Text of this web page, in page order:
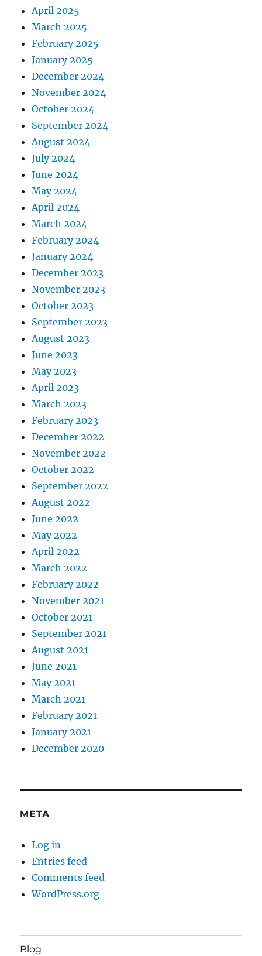
April 2025
March 2025
February 2025
January 2025
December 2024
November 2024
October 2024
September 2024
August 2024
July 2024
June 2024
May 2024
April 2024
March 2024
February 2024
January 2024
December 2023
November 2023
October 2023
September 2023
August 2023
June 2023
May 2023
April 2023
March 2023
February 2023
December 2022
November 2022
October 2022
September 2022
August 2022
June 2022
May 2022
April 2022
March 2022
February 2022
November 2021
October 2021
September 2021
August 2021
June 2021
May 2021
March 2021
February 2021
January 2021
December 2020
META
Log in
Entries feed
Comments feed
WordPress.org
Blog